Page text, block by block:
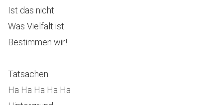
Ist das nicht
Was Vielfalt ist
Bestimmen wir!
Tatsachen
Ha Ha Ha Ha Ha